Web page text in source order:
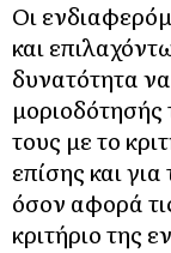
Οι
και
δυνατότητα
τους με το
επίσης και
όσον αφορά
κριτήριο της